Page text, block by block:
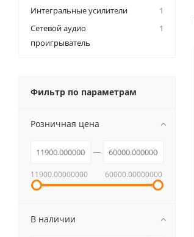
Интегральные усилители
1
Сетевой аудио
проигрыватель
1
Фильтр по параметрам
Розничная цена
11900.00000000 60000.00000000
В наличии